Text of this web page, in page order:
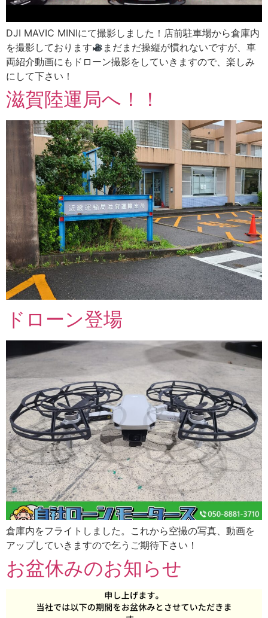
DJI MAVIC MINIにて撮影しました！店前駐車場から倉庫内
を撮影しております
まだまだ操縦が慣れないですが、車
両紹介動画にもドローン撮影をしていきますので、楽しみ
にして下さい！
滋賀陸運局へ！！
ドローン登場
倉庫内をフライトしました。これから空撮の写真、動画を
アップしていきますので乞うご期待下さい！
お盆休みのお知らせ